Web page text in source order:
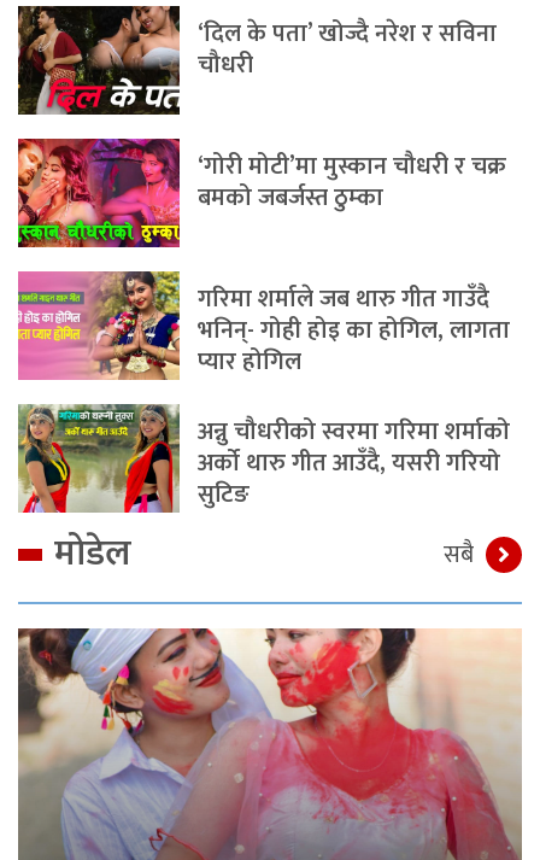
‘दिल के पता’ खोज्दै नरेश र सविना
चौधरी
‘गोरी मोटी’मा मुस्कान चौधरी र चक्र
बमको जबर्जस्त ठुम्का
गरिमा शर्माले जब थारु गीत गाउँदै
भनिन्- गोही होइ का होगिल, लागता
प्यार होगिल
अन्नु चौधरीको स्वरमा गरिमा शर्माको
अर्को थारु गीत आउँदै, यसरी गरियो
सुटिङ
मोडेल सबै